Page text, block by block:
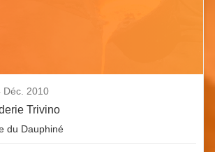
Déc. 2010
Trivino
du Dauphiné